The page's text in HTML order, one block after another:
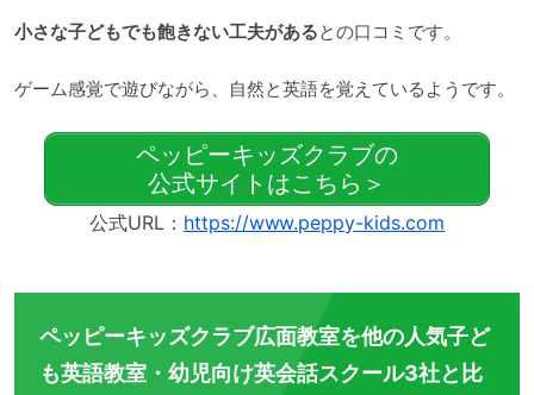
小さな子どもでも飽きない工夫があるとの口コミです。
ゲーム感覚で遊びながら、自然と英語を覚えているようです。
ペッピーキッズクラブの
公式サイトはこちら＞
公式URL： https://www.peppy-kids.com
ペッピーキッズクラブ広面教室を他の人気子ど
も英語教室・幼児向け英会話スクール3社と比